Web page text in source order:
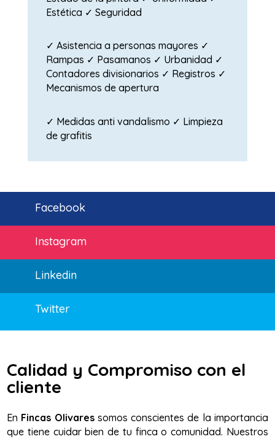
Estética ✓ Seguridad
✓ Asistencia a personas mayores ✓
Rampas ✓ Pasamanos ✓ Urbanidad ✓
Contadores divisionarios ✓ Registros ✓
Mecanismos de apertura
✓ Medidas anti vandalismo ✓ Limpieza
de grafitis
Facebook
Instagram
Linkedin
Twitter
Calidad y Compromiso con el
cliente
En Fincas Olivaressomos conscientes de la importancia
que tiene cuidar bien de tu finca o comunidad. Nuestros